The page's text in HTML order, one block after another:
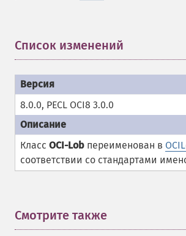
Список изменений
8.0.0, PECL OCI8 3.0.0
Класс OCI-Lob переименован в
соответствии со стандартами
Смотрите также